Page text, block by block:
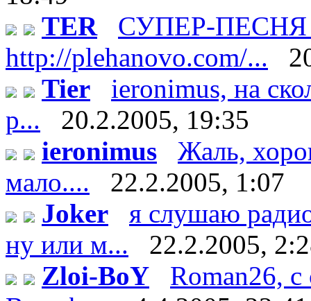
TER
СУПЕР-ПЕСНЯ
http://plehanovo.com/...
Tier
ieronimus, на
р...
20.2.2005, 19:35
ieronimus
Жаль,
мало....
22.2.2005, 1:07
Joker
я слушаю
ну или м...
22.2.2005,
Zloi-BoY
Roman26, с